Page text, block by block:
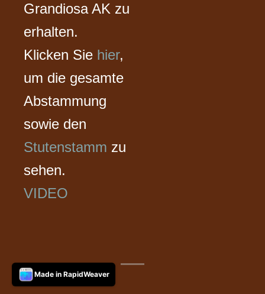
Grandiosa AK zu
erhalten.
Klicken Sie hier,
um die gesamte
Abstammung
sowie den
Stutenstamm zu
sehen.
VIDEO
Made in RapidWeaver